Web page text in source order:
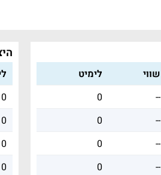
שווי
לימיט
--
0
--
0
--
0
--
0
0
0
0
0